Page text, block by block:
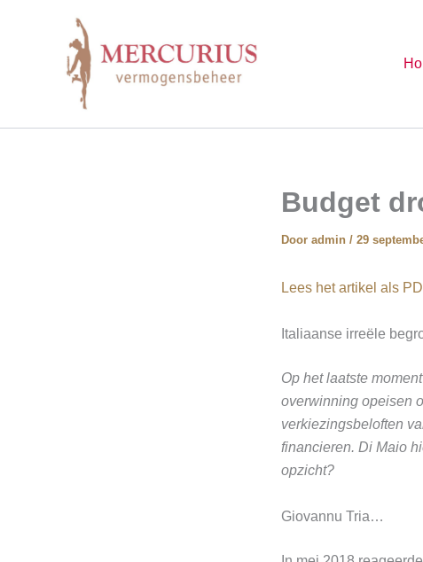
Budget
Door admin / 29
Lees het artikel als
Italiaanse irreële
Op het laatste
overwinning opeisen
verkiezingsbeloften
financieren. Di Maio
opzicht?
Giovannu Tria…